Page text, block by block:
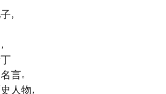
，
言。
人物，